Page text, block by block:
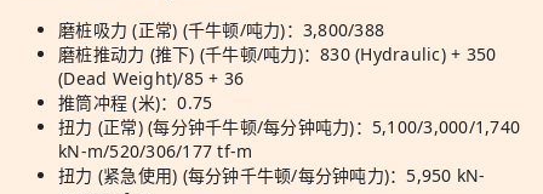
磨桩吸力 (正常) (千牛顿/吨力)：3,800/388
磨桩推动力 (推下) (千牛顿/吨力)：830 (Hydraulic) + 350
(Dead Weight)/85 + 36
推筒冲程 (米)：0.75
扭力 (正常) (每分钟千牛顿/每分钟吨力)：5,100/3,000/1,740
kN-m/520/306/177 tf-m
扭力 (紧急使用) (每分钟千牛顿/每分钟吨力)：5,950 kN-